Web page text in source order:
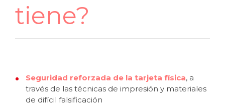
tiene?
Seguridad reforzada de la tarjeta física, a
través de las técnicas de impresión y materiales
de difícil falsificación